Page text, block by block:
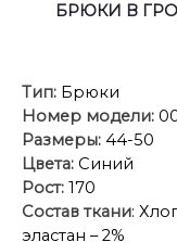
БРЮКИ В
Тип: Брюки
Номер модели:
Размеры: 44-50
Цвета: Синий
Рост: 170
Состав ткани:
эластан – 2%